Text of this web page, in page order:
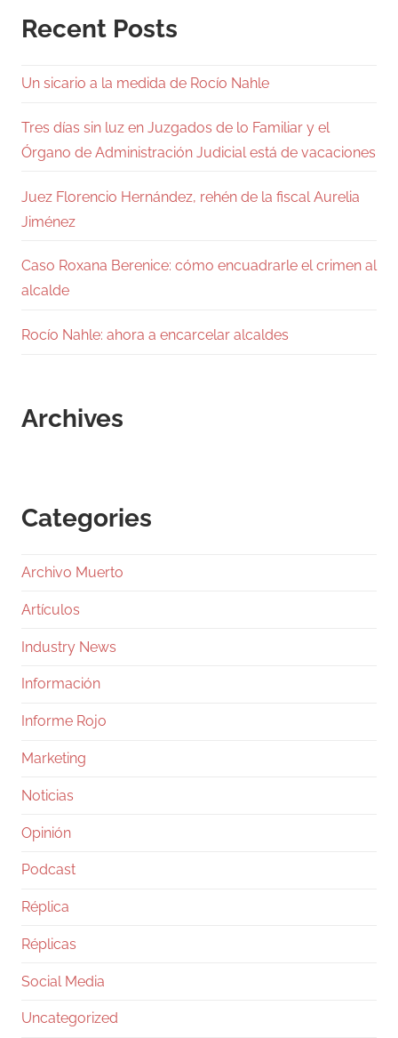
Recent Posts
Un sicario a la medida de Rocío Nahle
Tres días sin luz en Juzgados de lo Familiar y el
Órgano de Administración Judicial está de vacaciones
Juez Florencio Hernández, rehén de la fiscal Aurelia
Jiménez
Caso Roxana Berenice: cómo encuadrarle el crimen al
alcalde
Rocío Nahle: ahora a encarcelar alcaldes
Archives
Categories
Archivo Muerto
Artículos
Industry News
Información
Informe Rojo
Marketing
Noticias
Opinión
Podcast
Réplica
Réplicas
Social Media
Uncategorized